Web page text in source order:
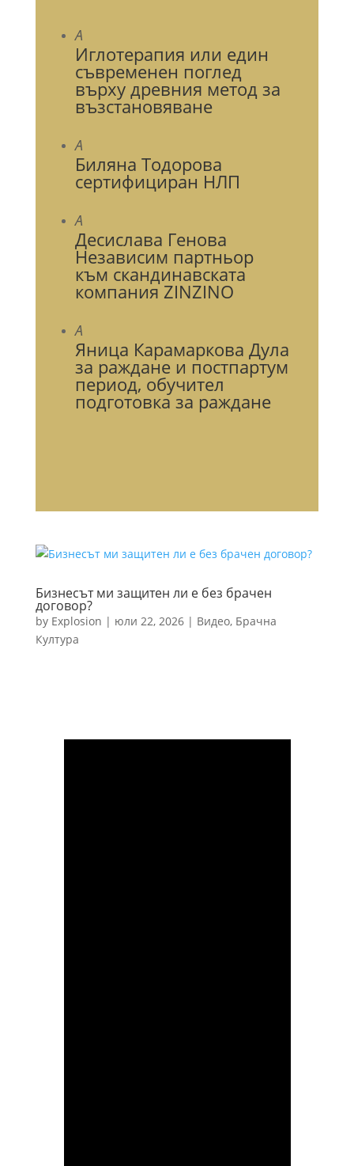
A
Иглотерапия или един
съвременен поглед
върху древния метод за
възстановяване
A
Биляна Тодорова
сертифициран НЛП
A
Десислава Генова
Независим партньор
към скандинавската
компания ZINZINO
A
Яница Карамаркова Дула
за раждане и постпартум
период, обучител
подготовка за раждане
Бизнесът ми защитен ли е без брачен
договор?
by Explosion | юли 22, 2026| Видео, Брачна
Култура